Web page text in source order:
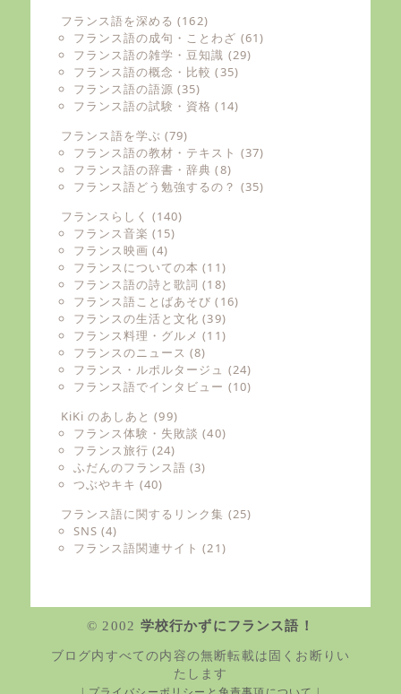
フランス語を深める (162)
フランス語の成句・ことわざ (61)
フランス語の雑学・豆知識 (29)
フランス語の概念・比較 (35)
フランス語の語源 (35)
フランス語の試験・資格 (14)
フランス語を学ぶ (79)
フランス語の教材・テキスト (37)
フランス語の辞書・辞典 (8)
フランス語どう勉強するの？ (35)
フランスらしく (140)
フランス音楽 (15)
フランス映画 (4)
フランスについての本 (11)
フランス語の詩と歌詞 (18)
フランス語ことばあそび (16)
フランスの生活と文化 (39)
フランス料理・グルメ (11)
フランスのニュース (8)
フランス・ルポルタージュ (24)
フランス語でインタビュー (10)
KiKi のあしあと (99)
フランス体験・失敗談 (40)
フランス旅行 (24)
ふだんのフランス語 (3)
つぶやキキ (40)
フランス語に関するリンク集 (25)
SNS (4)
フランス語関連サイト (21)
© 2002 学校行かずにフランス語！
ブログ内すべての内容の無断転載は固くお断りい
たします